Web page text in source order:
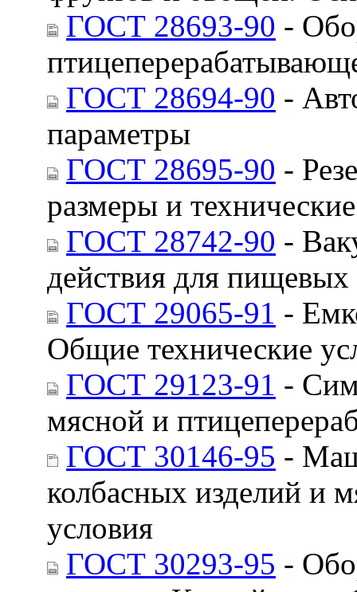
ГОСТ 28693-90 -
ГОСТ 28694-90 -
параметры
ГОСТ 28695-90 -
размеры и
ГОСТ 28742-90 -
действия для
ГОСТ 29065-91 -
Общие технические
ГОСТ 29123-91 -
мясной и
ГОСТ 30146-95 -
колбасных изделий и
условия
ГОСТ 30293-95 -